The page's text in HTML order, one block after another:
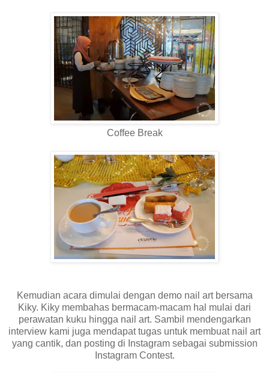
Coffee Break
Kemudian acara dimulai dengan demo nail art bersama
Kiky. Kiky membahas bermacam-macam hal mulai dari
perawatan kuku hingga nail art. Sambil mendengarkan
interview kami juga mendapat tugas untuk membuat nail art
yang cantik, dan posting di Instagram sebagai submission
Instagram Contest.